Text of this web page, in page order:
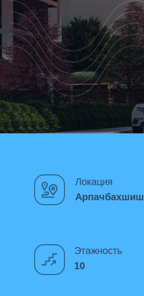
Локация
Арпачбахшиш
Этажность
10